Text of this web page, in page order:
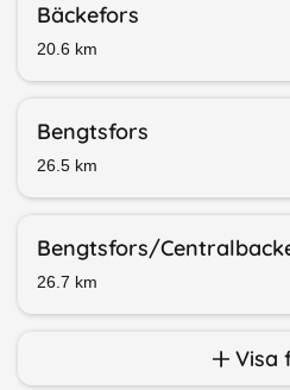
Bäckefors
20.6 km
Bengtsfors
26.5 km
Bengtsfors/​
26.7 km
Visa